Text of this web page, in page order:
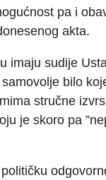
pa i
akta.
imaju sudije
bilo
stručne
je skoro pa